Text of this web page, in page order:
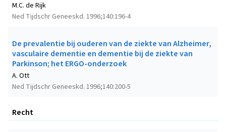
Ned Tijdschr Geneeskd. 1996;140:196-4
M.C. de Rijk
De prevalentie bij ouderen van de ziekte van Alzheimer,
vasculaire dementie en dementie bij de ziekte van
Parkinson; het ERGO-onderzoek
Ned Tijdschr Geneeskd. 1996;140:200-5
A. Ott
Recht